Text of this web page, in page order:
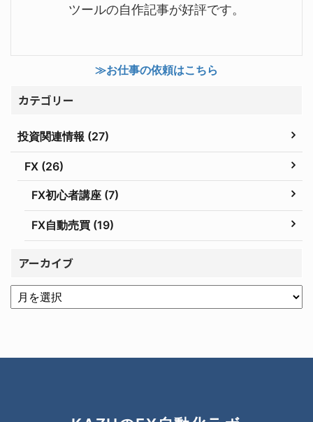
ツールの自作記事が好評です。
≫お仕事の依頼はこちら
カテゴリー
投資関連情報 (27)
FX (26)
FX初心者講座 (7)
FX自動売買 (19)
アーカイブ